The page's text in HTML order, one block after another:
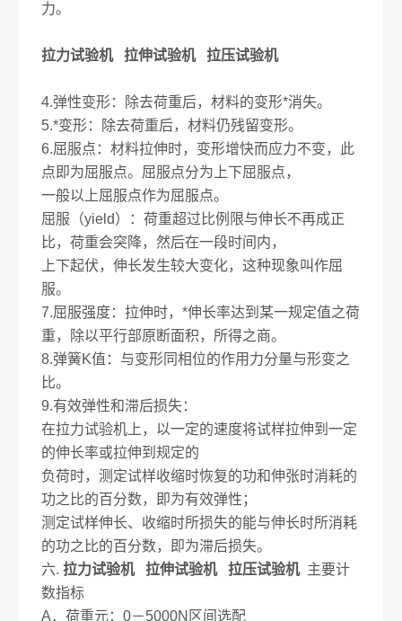
力。
拉力试验机 拉伸试验机 拉压试验机
4.弹性变形：除去荷重后，材料的变形*消失。
5.*变形：除去荷重后，材料仍残留变形。
6.屈服点：材料拉伸时，变形增快而应力不变，此
点即为屈服点。屈服点分为上下屈服点，
一般以上屈服点作为屈服点。
屈服（yield）：荷重超过比例限与伸长不再成正
比，荷重会突降，然后在一段时间内，
上下起伏，伸长发生较大变化，这种现象叫作屈
服。
7.屈服强度：拉伸时，*伸长率达到某一规定值之荷
重，除以平行部原断面积，所得之商。
8.弹簧K值：与变形同相位的作用力分量与形变之
比。
9.有效弹性和滞后损失：
在拉力试验机上，以一定的速度将试样拉伸到一定
的伸长率或拉伸到规定的
负荷时，测定试样收缩时恢复的功和伸张时消耗的
功之比的百分数，即为有效弹性；
测定试样伸长、收缩时所损失的能与伸长时所消耗
的功之比的百分数，即为滞后损失。
六.拉力试验机 拉伸试验机 拉压试验机主要计
数指标
A．荷重元：0－5000N区间选配